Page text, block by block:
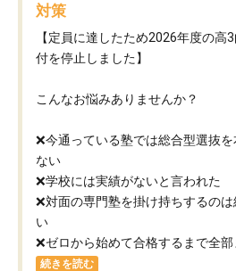
対策
【定員に達したため2026年度の高
付を停止しました】
こんなお悩みありませんか？
❌今通っている塾では総合型選抜
ない
❌学校には実績がないと言われた
❌対面の専門塾を掛け持ちするの
い
❌ゼロから始めて合格するまで全部
続きを読む